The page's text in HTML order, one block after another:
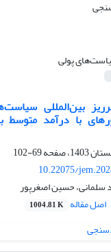
پولی
بین‌المللی
با درآمد متوسط
69-102
10.22075/
سلمانی، حسین اصغرپور
اصل مقاله 1004.81 K